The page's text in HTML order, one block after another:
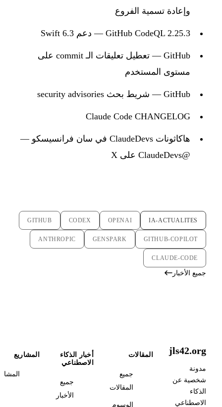
وإعادة تسمية الفروع
GitHub CodeQL 2.25.3 — دعم Swift 6.3
GitHub — تعطيل تعليقات الـ commit على
مستوى المستخدم
GitHub — شريط بحث security advisories
Claude Code CHANGELOG
هاكاثونات ClaudeDevs في سان فرانسيسكو —
@ClaudeDevs على X
IA-ACTUALITES
OPENAI
CODEX
GITHUB
GITHUB-COPILOT
GENSPARK
ANTHROPIC
CLAUDE-CODE
جميع الأخبار
jls42.org
مدونة
شخصية عن
الذكاء
الاصطناعي
المقالات
جميع
المقالات
الوسوم
أخبار الذكاء
الاصطناعي
جميع
الأخبار
المشاريع